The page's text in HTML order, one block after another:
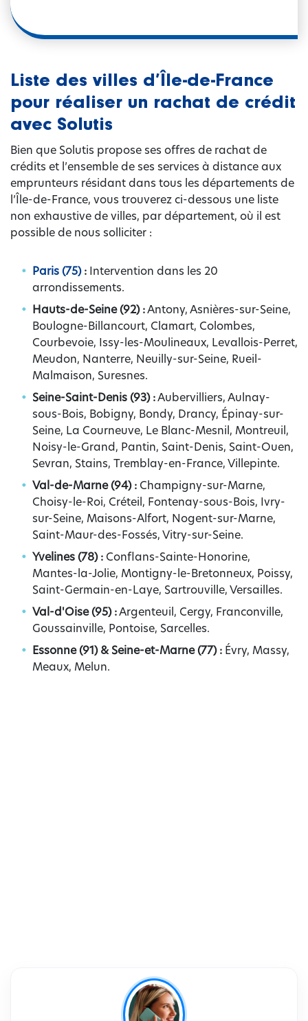
Liste des villes d’Île-de-France
pour réaliser un rachat de crédit
avec Solutis
Bien que Solutis propose ses offres de rachat de
crédits et l’ensemble de ses services à distance aux
emprunteurs résidant dans tous les départements de
l’Île-de-France, vous trouverez ci-dessous une liste
non exhaustive de villes, par département, où il est
possible de nous solliciter :
Paris (75): Intervention dans les 20
arrondissements.
Hauts-de-Seine (92) :Antony, Asnières-sur-Seine,
Boulogne-Billancourt, Clamart, Colombes,
Courbevoie, Issy-les-Moulineaux, Levallois-Perret,
Meudon, Nanterre, Neuilly-sur-Seine, Rueil-
Malmaison, Suresnes.
Seine-Saint-Denis (93) :Aubervilliers, Aulnay-
sous-Bois, Bobigny, Bondy, Drancy, Épinay-sur-
Seine, La Courneuve, Le Blanc-Mesnil, Montreuil,
Noisy-le-Grand, Pantin, Saint-Denis, Saint-Ouen,
Sevran, Stains, Tremblay-en-France, Villepinte.
Val-de-Marne (94) : Champigny-sur-Marne,
Choisy-le-Roi, Créteil, Fontenay-sous-Bois, Ivry-
sur-Seine, Maisons-Alfort, Nogent-sur-Marne,
Saint-Maur-des-Fossés, Vitry-sur-Seine.
Yvelines (78) : Conflans-Sainte-Honorine,
Mantes-la-Jolie, Montigny-le-Bretonneux, Poissy,
Saint-Germain-en-Laye, Sartrouville, Versailles.
Val-d'Oise (95) :Argenteuil, Cergy, Franconville,
Goussainville, Pontoise, Sarcelles.
Essonne (91) & Seine-et-Marne (77) : Évry, Massy,
Meaux, Melun.